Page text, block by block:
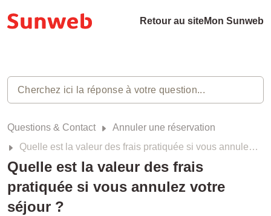
Retour au siteMon Sunweb
Questions & Contact
Annuler une réservation
Quelle est la valeur des frais pratiquée si vous annulez votre séjour ?
Quelle est la valeur des frais
pratiquée si vous annulez votre
séjour ?